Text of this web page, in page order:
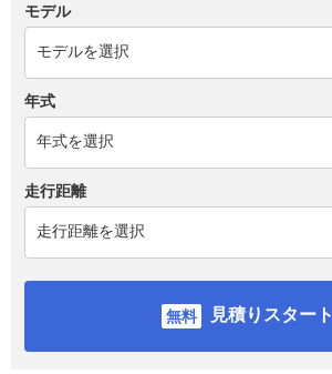
モデル
年式
走行距離
見積りスタート